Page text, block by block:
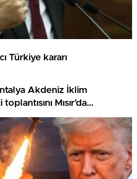
Türkiye kararı
Akdeniz İklim
Mısır’da